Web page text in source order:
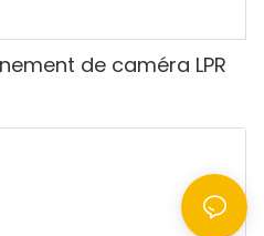
de caméra LPR